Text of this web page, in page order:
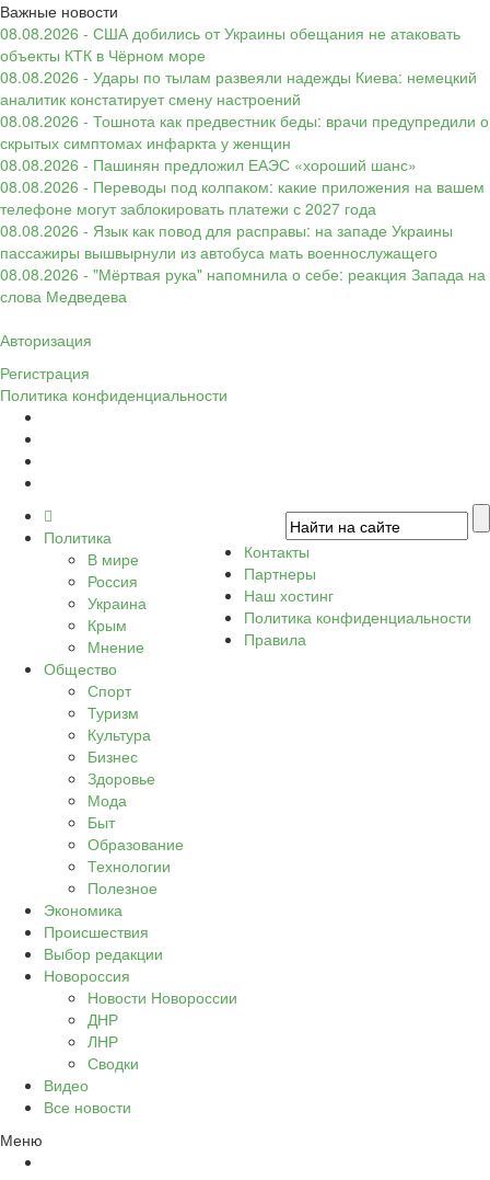
Важные новости
08.08.2026 - США добились от Украины обещания не атаковать
объекты КТК в Чёрном море
08.08.2026 - Удары по тылам развеяли надежды Киева: немецкий
аналитик констатирует смену настроений
08.08.2026 - Тошнота как предвестник беды: врачи предупредили о
скрытых симптомах инфаркта у женщин
08.08.2026 - Пашинян предложил ЕАЭС «хороший шанс»
08.08.2026 - Переводы под колпаком: какие приложения на вашем
телефоне могут заблокировать платежи с 2027 года
08.08.2026 - Язык как повод для расправы: на западе Украины
пассажиры вышвырнули из автобуса мать военнослужащего
08.08.2026 - "Мёртвая рука" напомнила о себе: реакция Запада на
слова Медведева
Авторизация
Регистрация
Политика конфиденциальности
Политика
В мире
Россия
Украина
Крым
Мнение
Общество
Спорт
Туризм
Культура
Бизнес
Здоровье
Мода
Быт
Образование
Технологии
Полезное
Экономика
Происшествия
Выбор редакции
Новороссия
Новости Новороссии
ДНР
ЛНР
Сводки
Видео
Все новости
Меню
Контакты
Партнеры
Наш хостинг
Политика конфиденциальности
Правила